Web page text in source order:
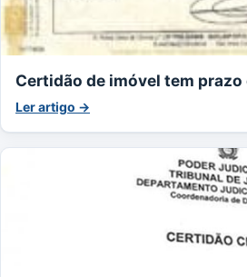
Certidão de imóvel tem prazo
Ler artigo →